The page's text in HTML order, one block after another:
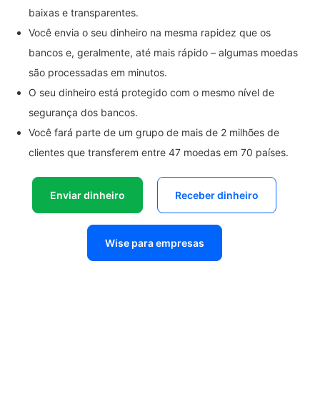
baixas e transparentes.
Você envia o seu dinheiro na mesma rapidez que os
bancos e, geralmente, até mais rápido – algumas moedas
são processadas em minutos.
O seu dinheiro está protegido com o mesmo nível de
segurança dos bancos.
Você fará parte de um grupo de mais de 2 milhões de
clientes que transferem entre 47 moedas em 70 países.
Enviar dinheiro Receber dinheiro
Wise para empresas